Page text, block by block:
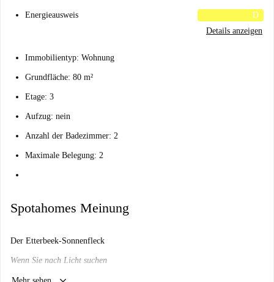
Energieausweis
D
Details anzeigen
Immobilientyp: Wohnung
Grundfläche: 80 m²
Etage: 3
Aufzug: nein
Anzahl der Badezimmer: 2
Maximale Belegung: 2
Spotahomes Meinung
Der Etterbeek-Sonnenfleck
Wenn Sie nach Licht suchen
Wird es mir hier gefallen?